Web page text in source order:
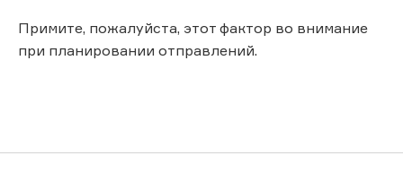
Примите, пожалуйста, этот фактор во внимание
при планировании отправлений.